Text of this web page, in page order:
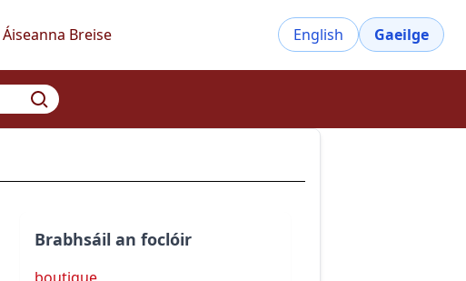
Áiseanna Breise English Gaeilge
Brabhsáil an foclóir